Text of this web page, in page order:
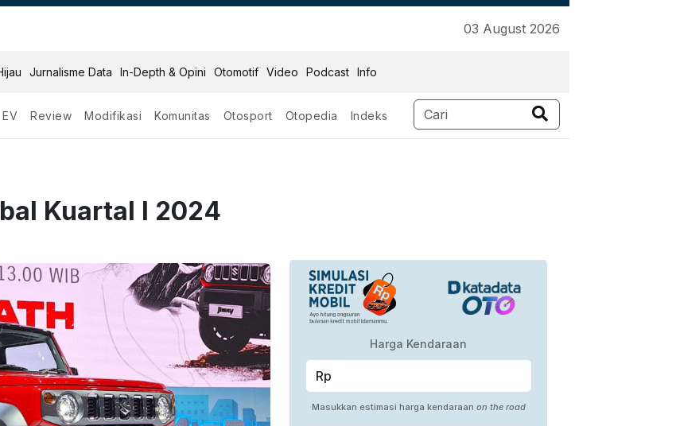
03 August 2026
Jurnalisme Data In-Depth & Opini Otomotif Video Podcast Info
EV Review Modifikasi Komunitas Otosport Otopedia Indeks
Kuartal I 2024